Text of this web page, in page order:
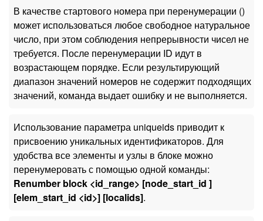
В качестве стартового номера при перенумерации ()
может использоваться любое свободное натуральное
число, при этом соблюдения непрерывности чисел не
требуется. После перенумерации ID идут в
возрастающем порядке. Если результирующий
диапазон значений номеров не содержит подходящих
значений, команда выдает ошибку и не выполняется.
Использование параметра uniqueids приводит к
присвоению уникальных идентификаторов. Для
удобства все элементы и узлы в блоке можно
перенумеровать с помощью одной команды:
Renumber block <id_range> [node_start_id ]
[elem_start_id <id>] [localids].